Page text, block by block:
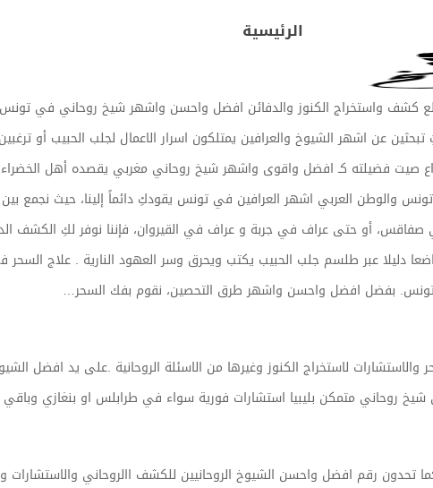
الرئيسية
واستخراج الكنوز والدفائن افضل واحسن واشهر شيخ روحاني في تونس
عن اشهر الشيوخ والعرافين يمتلكون اسرار الاعمال لجلب الحبيب أو
ذاع صيت فضيلته كـ افضل واقوى واشهر شيخ روحاني مغربي يقصده أهل
تونس والوطن العربي اشهر العرافين في تونس يقودكِ دائماً إلينا، حيث نجمع
أو حتى عراف في جربة و عراف في القيروان، فإننا نوفر لكِ الكشف
دليلا عبر طلسم جلب الحبيب يكتب ويحرق وسر العهود النارية . علاج السحر
بفضل افضل واحسن واشهر طرق التحصين، نقوم بفك السحر…
والاستشارات لاستخراج الكنوز وغيرها من الاسئلة الروحانية .على يد افضل
روحاني متمكن بليبيا استشارات فورية سواء في طرابلس او بنغازي وباقي
تحدون رقم افضل واحسن الشيوخ الروحانيين للكشف االروحاني